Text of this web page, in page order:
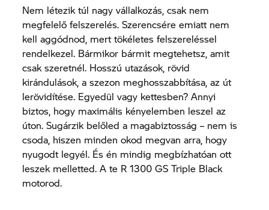
Nem létezik túl nagy vállalkozás, csak nem
megfelelő felszerelés. Szerencsére emiatt nem
kell aggódnod, mert tökéletes felszereléssel
rendelkezel. Bármikor bármit megtehetsz, amit
csak szeretnél. Hosszú utazások, rövid
kirándulások, a szezon meghosszabbítása, az út
lerövidítése. Egyedül vagy kettesben? Annyi
biztos, hogy maximális kényelemben leszel az
úton. Sugárzik belőled a magabiztosság – nem is
csoda, hiszen minden okod megvan arra, hogy
nyugodt legyél. És én mindig megbízhatóan ott
leszek melletted. A te R 1300 GS Triple Black
motorod.